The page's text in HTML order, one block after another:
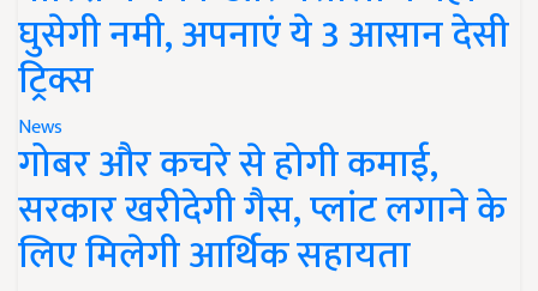
घुसेगी नमी, अपनाएं ये 3 आसान देसी
ट्रिक्स
News
गोबर और कचरे से होगी कमाई,
सरकार खरीदेगी गैस, प्लांट लगाने के
लिए मिलेगी आर्थिक सहायता